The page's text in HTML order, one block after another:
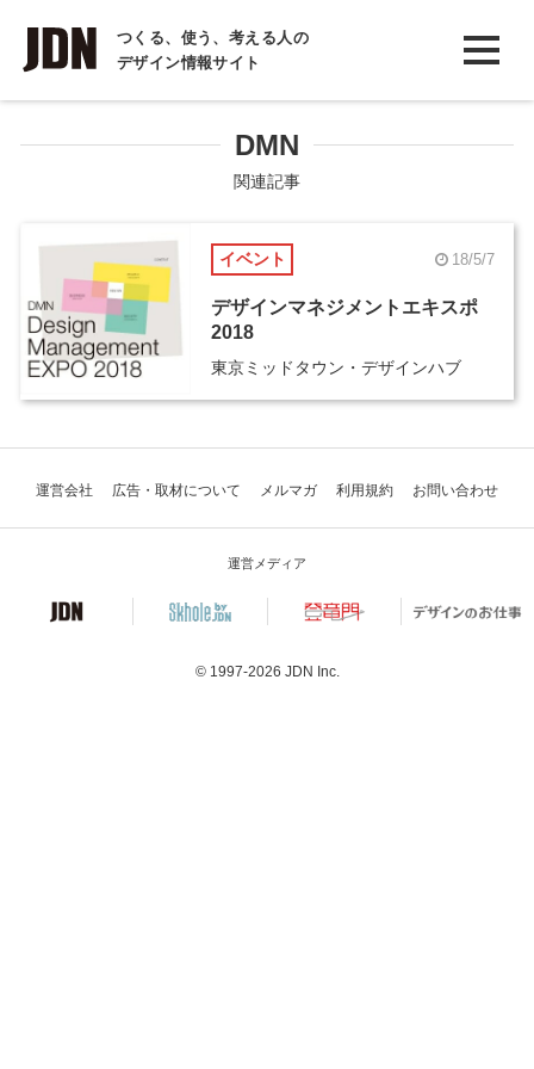
つくる、使う、考える人の
デザイン情報サイト
INTERVIEW
インタビュー
コラム
DMN
関連記事
イベント 18/5/7
デザインマネジメントエキスポ
2018
東京ミッドタウン・デザインハブ
運営会社 広告・取材について メルマガ 利用規約 お問い合わせ
運営メディア
© 1997-2026 JDN Inc.